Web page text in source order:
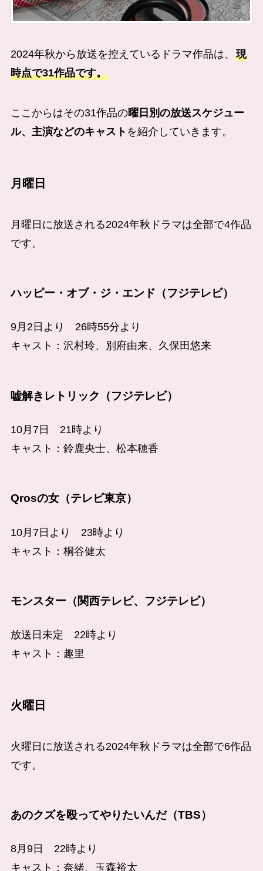
2024年秋から放送を控えているドラマ作品は、 現
時点で31作品です。
ここからはその31作品の曜日別の放送スケジュー
ル、主演などのキャスト を紹介していきます。
月曜日
月曜日に放送される2024年秋ドラマは全部で4作品
です。
ハッピー・オブ・ジ・エンド（フジテレビ）
9月2日より 26時55分より
キャスト：沢村玲、別府由来、久保田悠来
嘘解きレトリック（フジテレビ）
10月7日 21時より
キャスト：鈴鹿央士、松本穂香
Qrosの女（テレビ東京）
10月7日より 23時より
キャスト：桐谷健太
モンスター（関西テレビ、フジテレビ）
放送日未定 22時より
キャスト：趣里
火曜日
火曜日に放送される2024年秋ドラマは全部で6作品
です。
あのクズを殴ってやりたいんだ（TBS）
8月9日 22時より
キャスト：奈緒、玉森裕太